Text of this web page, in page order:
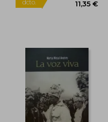
dcto. 42,49 €